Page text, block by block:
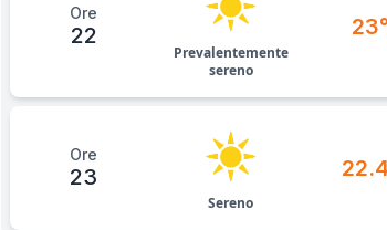
Ore
22
Prevalentemente
sereno
Ore
23
Sereno